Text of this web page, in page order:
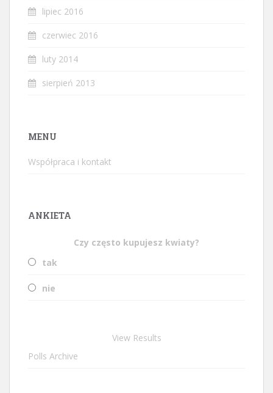
lipiec 2016
czerwiec 2016
luty 2014
sierpień 2013
MENU
Współpraca i kontakt
ANKIETA
Czy często kupujesz kwiaty?
tak
nie
View Results
Polls Archive